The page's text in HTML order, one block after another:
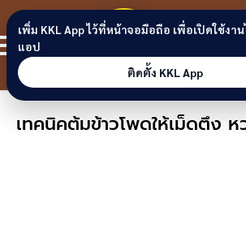
Skip to content
ขอนแ
ลิงก์
เทคนิคต้มข้าวโพดให้เม็ดตึง ห
เพิ่ม KKL App ไว้ที่หน้าจอมือถือ เพื่อเปิดใช้งา
แอป
ติดตั้ง KKL App